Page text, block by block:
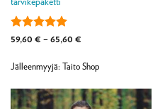
Arvostelu
/ 5
59,60 € – 65,60 €Hintaluokka:
65,60 €
Jälleenmyyjä: Taito Shop